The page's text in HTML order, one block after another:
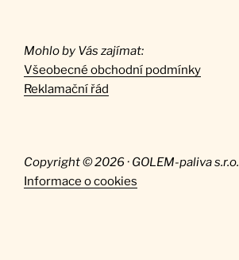
Mohlo by Vás zajímat:
Všeobecné obchodní podmínky
Reklamační řád
Copyright © 2026 · GOLEM-paliva s.r.o.
Informace o cookies